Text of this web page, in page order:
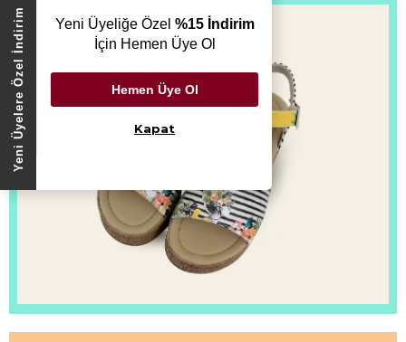
Yeni Üyelere Özel İndirim Yeni Üyeliğe Özel %15 İndirim
İçin Hemen Üye Ol
Hemen Üye Ol
Kapat